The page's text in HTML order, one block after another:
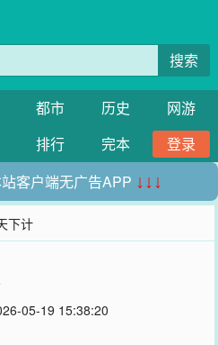
搜索
都市 历史
网游
排行 完本
登录
客户端无广告APP ↓↓↓
下计
05-19 15:38:20